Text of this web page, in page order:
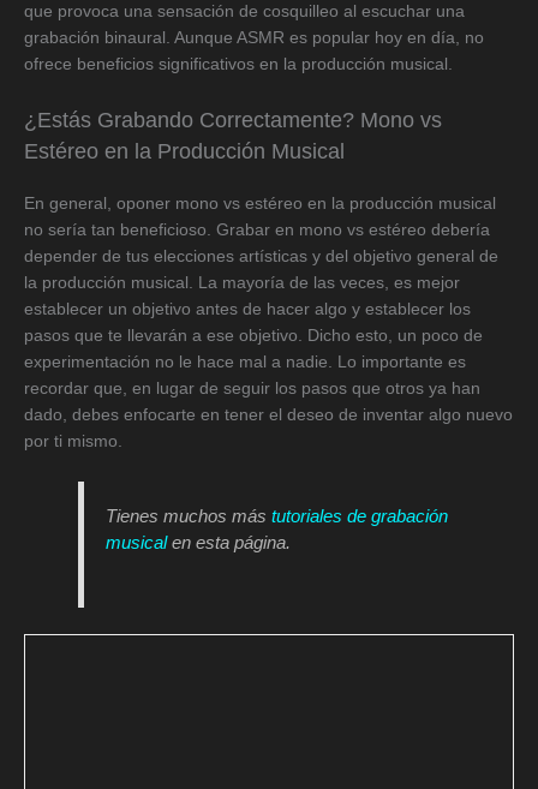
que provoca una sensación de cosquilleo al escuchar una
grabación binaural. Aunque ASMR es popular hoy en día, no
ofrece beneficios significativos en la producción musical.
¿Estás Grabando Correctamente? Mono vs
Estéreo en la Producción Musical
En general, oponer mono vs estéreo en la producción musical
no sería tan beneficioso. Grabar en mono vs estéreo debería
depender de tus elecciones artísticas y del objetivo general de
la producción musical. La mayoría de las veces, es mejor
establecer un objetivo antes de hacer algo y establecer los
pasos que te llevarán a ese objetivo. Dicho esto, un poco de
experimentación no le hace mal a nadie. Lo importante es
recordar que, en lugar de seguir los pasos que otros ya han
dado, debes enfocarte en tener el deseo de inventar algo nuevo
por ti mismo.
Tienes muchos mástutoriales de grabación
musicalen esta página.